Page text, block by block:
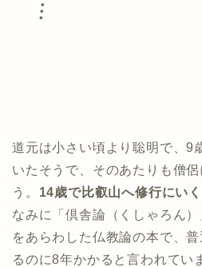
道元は小さい頃より聡明で、9
いたそうで、そのあたりも僧
う。 14歳で比叡山へ修行にい
なみに「倶舎論（くしゃろん
をあらわした仏教論の本で、
るのに8年かかると言われてい